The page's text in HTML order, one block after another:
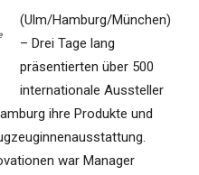
(Ulm/Hamburg/München)
– Drei Tage lang
präsentierten über 500
internationale Aussteller
ihre Produkte und
war Manager